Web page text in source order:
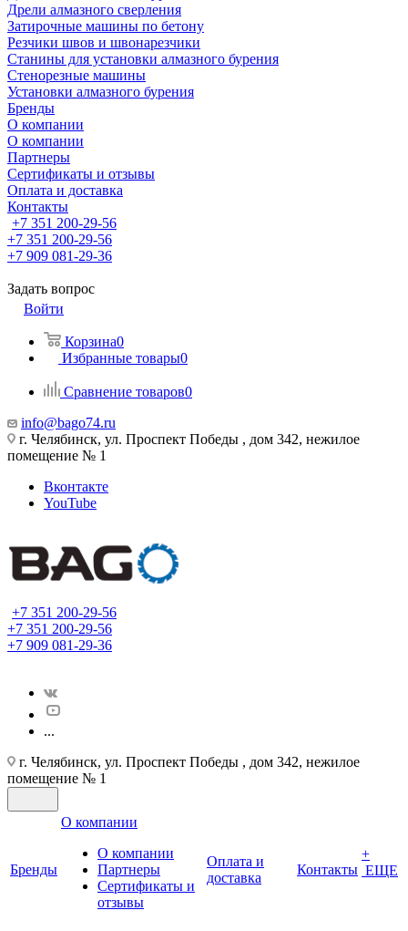
Дрели алмазного сверления
Затирочные машины по бетону
Резчики швов и швонарезчики
Станины для установки алмазного бурения
Стенорезные машины
Установки алмазного бурения
Бренды
О компании
О компании
Партнеры
Cертификаты и отзывы
Оплата и доставка
Контакты
+7 351 200-29-56
+7 351 200-29-56
+7 909 081-29-36
Задать вопрос
Войти
Корзина0
Избранные товары0
Сравнение товаров0
info@bago74.ru
г. Челябинск, ул. Проспект Победы , дом 342, нежилое
помещение № 1
Вконтакте
YouTube
+7 351 200-29-56
+7 351 200-29-56
+7 909 081-29-36
...
г. Челябинск, ул. Проспект Победы , дом 342, нежилое
помещение № 1
Бренды
О компании
О компании
Партнеры
Cертификаты и
отзывы
Оплата и
доставка
Контакты
+
ЕЩЕ